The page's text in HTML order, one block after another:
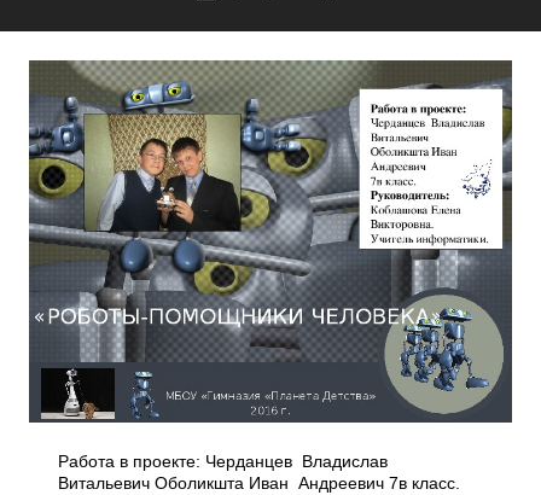
Работа в проекте: Черданцев Владислав
Витальевич Оболикшта Иван Андреевич 7в класс.